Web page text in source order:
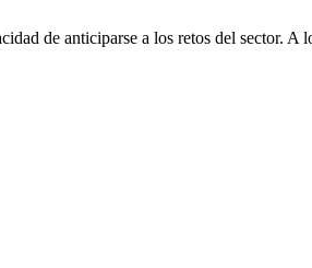
de anticiparse a los retos del sector. A